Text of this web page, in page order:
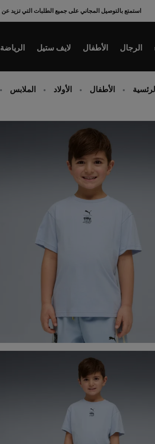
استمتع بالتوصيل المجاني على جميع الطلبات التي تزيد عن 200 ريال سعودي!
الرجال الأطفال لايف ستيل الرياضة
الأطفال الأولاد الملابس